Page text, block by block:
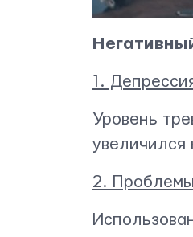
1.
Уровень
увеличился
2.
810, 10143, Tallinn